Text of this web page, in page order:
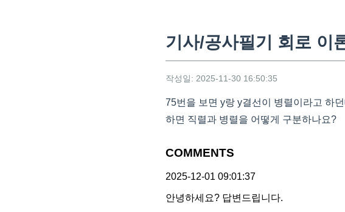
기사/공사필기 회로 이
작성일: 2025-11-30 16:50:35
75번을 보면 y랑 y결선이 병렬이라고 하
하면 직렬과 병렬을 어떻게 구분하나요?
COMMENTS
2025-12-01 09:01:37
안녕하세요? 답변드립니다.